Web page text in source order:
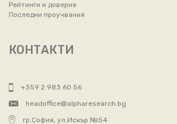
Рейтинги и доверие
Последни проучвания
КОНТАКТИ
+359 2 983 60 56
headoffice@alpharesearch.bg
гр.София, ул.Искър №54